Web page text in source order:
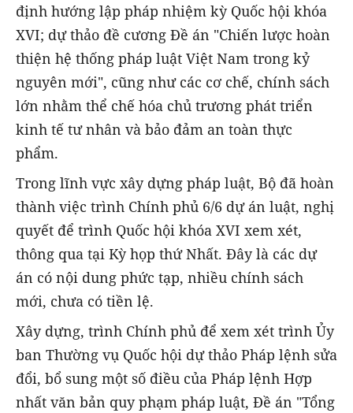
định hướng lập pháp nhiệm kỳ Quốc hội khóa
XVI; dự thảo đề cương Đề án "Chiến lược hoàn
thiện hệ thống pháp luật Việt Nam trong kỷ
nguyên mới", cũng như các cơ chế, chính sách
lớn nhằm thể chế hóa chủ trương phát triển
kinh tế tư nhân và bảo đảm an toàn thực
phẩm.
Trong lĩnh vực xây dựng pháp luật, Bộ đã hoàn
thành việc trình Chính phủ 6/6 dự án luật, nghị
quyết để trình Quốc hội khóa XVI xem xét,
thông qua tại Kỳ họp thứ Nhất. Đây là các dự
án có nội dung phức tạp, nhiều chính sách
mới, chưa có tiền lệ.
Xây dựng, trình Chính phủ để xem xét trình Ủy
ban Thường vụ Quốc hội dự thảo Pháp lệnh sửa
đổi, bổ sung một số điều của Pháp lệnh Hợp
nhất văn bản quy phạm pháp luật, Đề án "Tổng